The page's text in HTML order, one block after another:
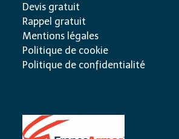
Devis gratuit
Rappel gratuit
Mentions légales
Politique de cookie
Politique de confidentialité